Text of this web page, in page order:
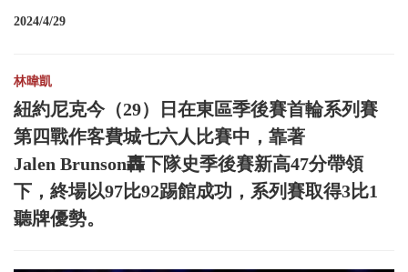
2024/4/29
林暐凱
紐約尼克今（29）日在東區季後賽首輪系列賽
第四戰作客費城七六人比賽中，靠著
Jalen Brunson轟下隊史季後賽新高47分帶領
下，終場以97比92踢館成功，系列賽取得3比1
聽牌優勢。